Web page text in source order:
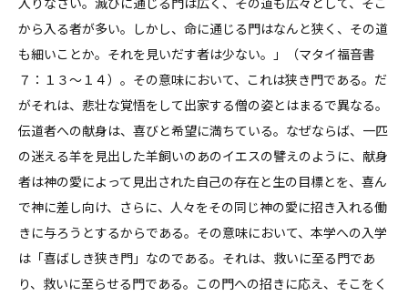
から入る者が多い。しかし、命に通じる門はなんと狭く、その道
も細いことか。それを見いだす者は少ない。」（マタイ福音書
７：１３～１４）。その意味において、これは狭き門である。だ
がそれは、悲壮な覚悟をして出家する僧の姿とはまるで異なる。
伝道者への献身は、喜びと希望に満ちている。なぜならば、一匹
の迷える羊を見出した羊飼いのあのイエスの譬えのように、献身
者は神の愛によって見出された自己の存在と生の目標とを、喜ん
で神に差し向け、さらに、人々をその同じ神の愛に招き入れる働
きに与ろうとするからである。その意味において、本学への入学
は「喜ばしき狭き門」なのである。それは、救いに至る門であ
り、救いに至らせる門である。この門への招きに応え、そこをく